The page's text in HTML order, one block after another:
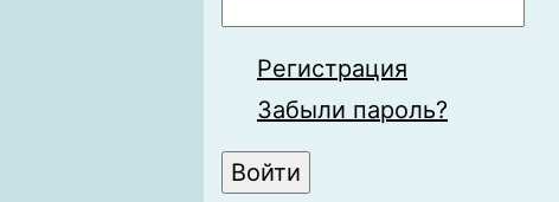
Регистрация
Забыли пароль?